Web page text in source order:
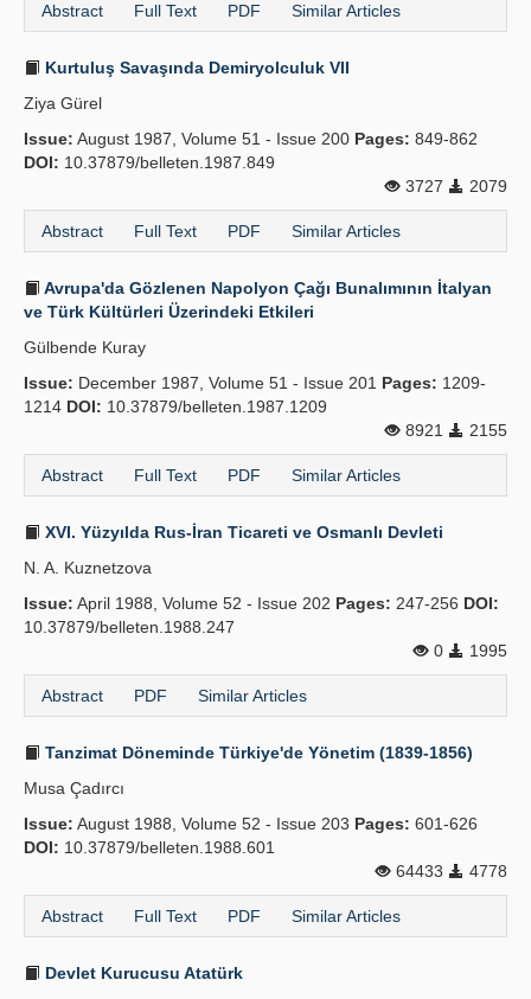
Abstract Full Text PDF Similar Articles
Kurtuluş Savaşında Demiryolculuk VII
Ziya Gürel
Issue: August 1987, Volume 51 - Issue 200 Pages: 849-862
DOI: 10.37879/belleten.1987.849
3727
2079
Abstract Full Text PDF Similar Articles
Avrupa'da Gözlenen Napolyon Çağı Bunalımının İtalyan
ve Türk Kültürleri Üzerindeki Etkileri
Gülbende Kuray
Issue: December 1987, Volume 51 - Issue 201 Pages: 1209-
1214 DOI: 10.37879/belleten.1987.1209
8921
2155
Abstract Full Text PDF Similar Articles
XVI. Yüzyılda Rus-İran Ticareti ve Osmanlı Devleti
N. A. Kuznetzova
Issue: April 1988, Volume 52 - Issue 202 Pages: 247-256 DOI:
10.37879/belleten.1988.247
0
1995
Abstract PDF Similar Articles
Tanzimat Döneminde Türkiye'de Yönetim (1839-1856)
Musa Çadırcı
Issue: August 1988, Volume 52 - Issue 203 Pages: 601-626
DOI: 10.37879/belleten.1988.601
64433
4778
Abstract Full Text PDF Similar Articles
Devlet Kurucusu Atatürk